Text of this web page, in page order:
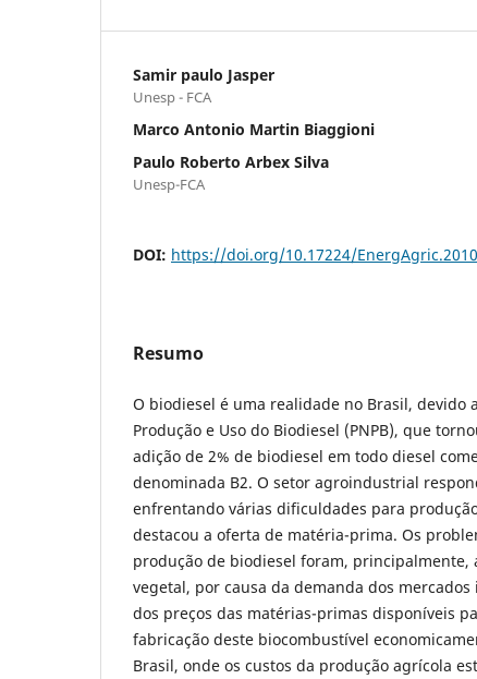
Samir paulo Jasper
Unesp - FCA
Marco Antonio Martin Biaggioni
Paulo Roberto Arbex Silva
Unesp-FCA
DOI: https://doi.org/10.17224/
Resumo
O biodiesel é uma realidade no Brasil, devido
Produção e Uso do Biodiesel (PNPB), que
adição de 2% de biodiesel em todo diesel
denominada B2. O setor agroindustrial
enfrentando várias dificuldades para
destacou a oferta de matéria-prima. Os
produção de biodiesel foram, principalmente,
vegetal, por causa da demanda dos
dos preços das matérias-primas disponíveis
fabricação deste biocombustível
Brasil, onde os custos da produção agrícola